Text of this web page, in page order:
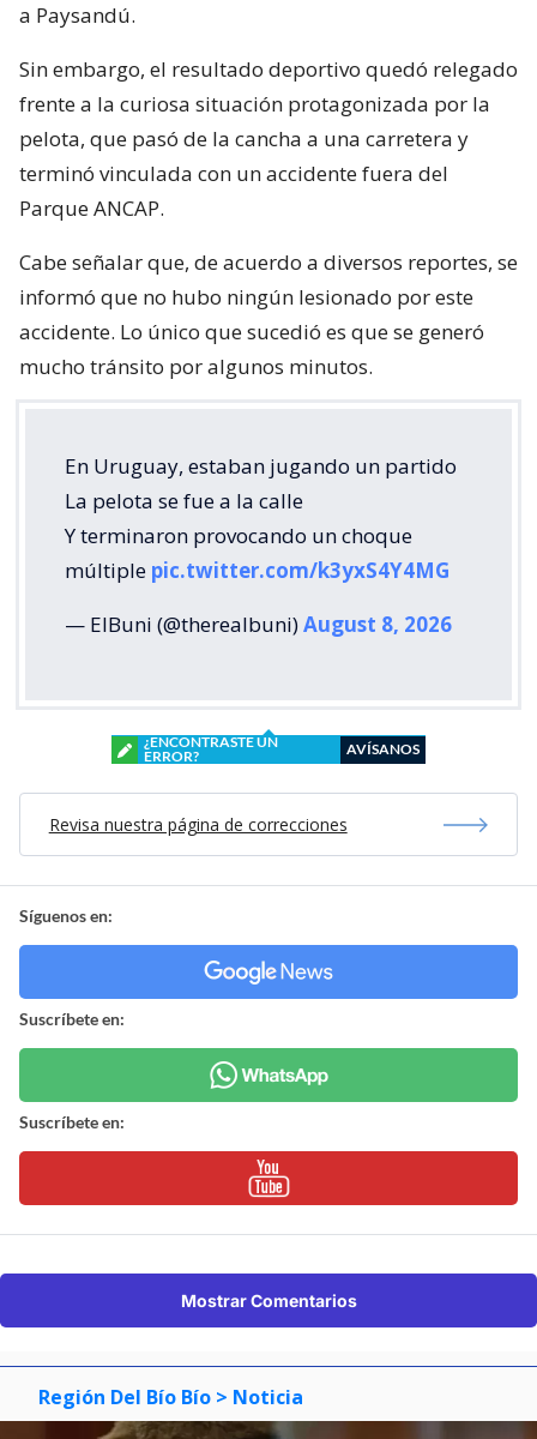
a Paysandú.
Sin embargo, el resultado deportivo quedó relegado
frente a la curiosa situación protagonizada por la
pelota, que pasó de la cancha a una carretera y
terminó vinculada con un accidente fuera del
Parque ANCAP.
Cabe señalar que, de acuerdo a diversos reportes, se
informó que no hubo ningún lesionado por este
accidente. Lo único que sucedió es que se generó
mucho tránsito por algunos minutos.
En Uruguay, estaban jugando un partido
La pelota se fue a la calle
Y terminaron provocando un choque
múltiple pic.twitter.com/k3yxS4Y4MG
— ElBuni (@therealbuni)August 8, 2026
¿ENCONTRASTE UN
ERROR?
AVÍSANOS
Revisa nuestra página de correcciones
Síguenos en:
Suscríbete en:
Suscríbete en:
Mostrar Comentarios
Región Del Bío Bío > Noticia